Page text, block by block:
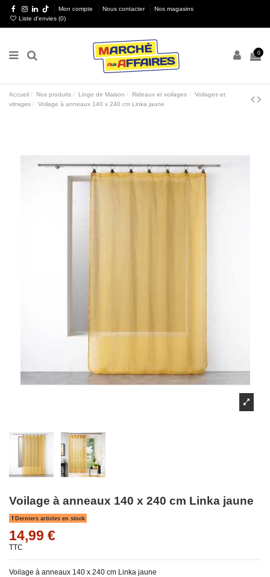
Mon compte Nous contacter
Nos magasins
Liste d'envies (0)
0
Accueil Nos produits Linge de Maison Rideaux et voilages
Voilages et
vitrages
Voilage à anneaux 140 x 240 cm Linka jaune
Voilage à anneaux 140 x 240 cm Linka jaune
Derniers articles en stock
14,99 €
TTC
Voilage à anneaux 140 x 240 cm Linka jaune